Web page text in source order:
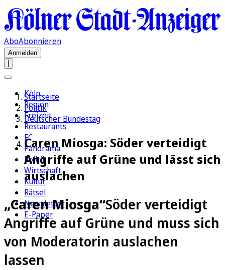
AboAbonnieren
Anmelden
Köln
Region
Freizeit
Restaurants
FC
Panorama
Politik
Wirtschaft
Kultur
Rätsel
Newsletter
E-Paper
Startseite
Politik
Deutscher Bundestag
Caren Miosga: Söder verteidigt
Angriffe auf Grüne und lässt sich
auslachen
„Caren Miosga“Söder verteidigt
Angriffe auf Grüne und muss sich
von Moderatorin auslachen
lassen